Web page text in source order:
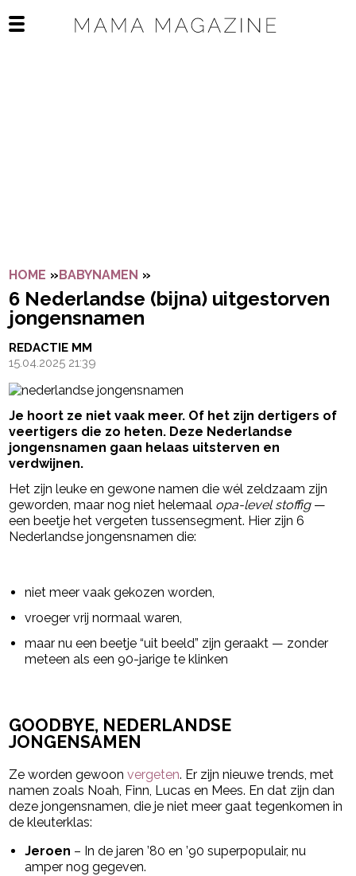
Open het mobiele menu
HOME »BABYNAMEN »
6 Nederlandse (bijna) uitgestorven
jongensnamen
REDACTIE MM
15.04.2025 21:39
Je hoort ze niet vaak meer. Of het zijn dertigers of
veertigers die zo heten. Deze Nederlandse
jongensnamen gaan helaas uitsterven en
verdwijnen.
Het zijn leuke en gewone namen die wél zeldzaam zijn
geworden, maar nog niet helemaal opa-level stoffig—
een beetje het vergeten tussensegment. Hier zijn 6
Nederlandse jongensnamen die:
niet meer vaak gekozen worden,
vroeger vrij normaal waren,
maar nu een beetje “uit beeld” zijn geraakt — zonder
meteen als een 90-jarige te klinken
GOODBYE, NEDERLANDSE
JONGENSAMEN
Ze worden gewoonvergeten. Er zijn nieuwe trends, met
namen zoals Noah, Finn, Lucas en Mees. En dat zijn dan
deze jongensnamen, die je niet meer gaat tegenkomen in
de kleuterklas:
Jeroen – In de jaren ’80 en ’90 superpopulair, nu
amper nog gegeven.